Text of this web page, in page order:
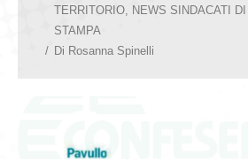
TERRITORIO, NEWS SINDACATI
STAMPA
Di Rosanna Spinelli